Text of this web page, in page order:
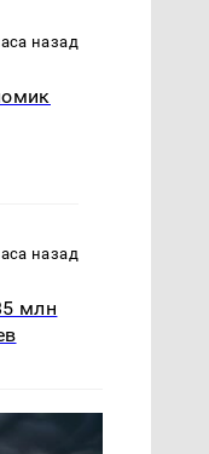
назад
назад
млн